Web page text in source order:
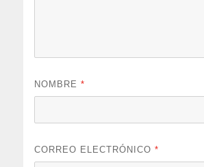
NOMBRE*
CORREO ELECTRÓNICO*